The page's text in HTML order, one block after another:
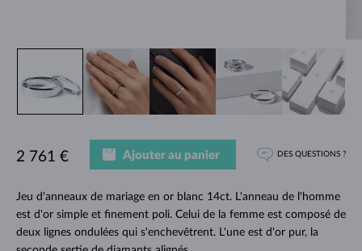
Jeu d'anneaux de mariage en or blanc 14ct. L'anneau de l'homme
est d'or simple et finement poli. Celui de la femme est composé de
deux lignes ondulées qui s'enchevêtrent. L'une est d'or pur, la
2 761 € Ajouter au panier DES QUESTIONS ?